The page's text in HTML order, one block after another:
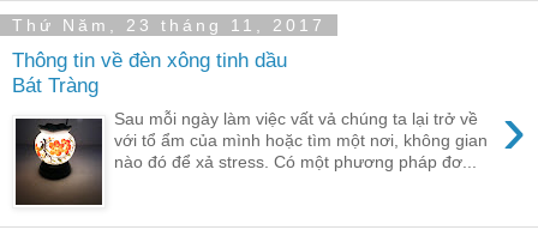
Thứ Năm, 23 tháng 11, 2017
Thông tin về đèn xông tinh dầu
Bát Tràng
›
Sau mỗi ngày làm việc vất vả chúng ta lại trở về
với tổ ẩm của mình hoặc tìm một nơi, không gian
nào đó để xả stress. Có một phương pháp đơ...